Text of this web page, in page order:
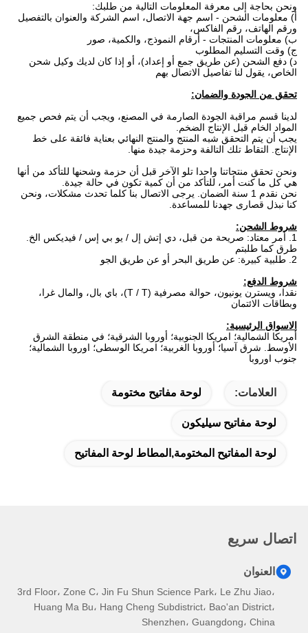
ونحن بحاجة إلى معرفة المعلومات التالية من طلبك:
أ) معلومات الشحن - اسم جهة الاتصال، اسم الشركة والعنوان بالتفصيل
ورقم الهاتف، رقم الفاكس،
ب) معلومات المنتجات - أرقام النموذج، والكمية، صور
ج) وقت التسليم المطلوب
د) دفع الشحن (عن طريق جمع أو إعداد)، أو إذا كان لديك وكيل شحن
الخاص، يقول لنا تفاصيل الاتصال بهم
تحقق من الجودة والضمان:
لدينا قسم مراقبة الجودة الصارمة في المصنع، ويجب أن يتم فحص جميع
المواد الخام قبل الإنتاج الضخم.
يجب أن يتم التحقق شبه المنتج والمنتج النهائي بعناية فائقة على خط
الإنتاج. التقاط تلك التالفة وحزمة جيدة منها.
ونحن تحقق منتجاتنا واحدا تلو الآخر قبل أن حزمة وشحنها للتأكد من أنها
هي كل ما كنت أمر، للتأكد من أن كمية تكون في حالة جيدة.
نحن نقدم 1 سنة الضمان. يرجى الاتصال بنا كلما تحدث مشكلات، ونحن
كنا نبذل قصارى جهدنا للمساعدة.
شروط الشحن:
1. أمر معتاد: صريحة من قبل، دي إتش إل / يو بي إس / فيديكس الخ.
طرق كما طلبتم
2. طلبية كبيرة: عن طريق البحر أو عن طريق الجو
شروط الدفع:
نقدا، ويسترن يونيون، حوالة مصرفية (T / T)، باي بال، والمال غرا،
وبطاقات الائتمان
الاسواق الرئيسية:
أمريكا الشمالية؛ امريكا الجنوبية؛ أوروبا الشرقية؛ في منطقة الشرق
الأوسط. شرق آسيا؛ أوروبا الغربية؛ امريكا الوسطى؛ اوروبا الشمالية؛
جنوب اوروبا
العلامات: لوحة مفاتيح مختومة
لوحة مفاتيح سيليكون
لوحة المفاتيح المختومة,المطاط لوحة المفاتيح
اتصال سريع
العنوان
3rd Floor، Zone C، Jin Fu Shun Science Park، Le Zhu Jiao،
Huang Ma Bu، Hang Cheng Subdistrict، Bao'an District،
Shenzhen، Guangdong، China